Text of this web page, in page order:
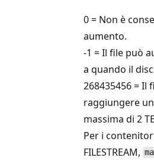
0 = Non è
aumento.
-1 = Il file può
a quando il
268435456 = Il
raggiungere
massima di 2
Per i
FILESTREAM,